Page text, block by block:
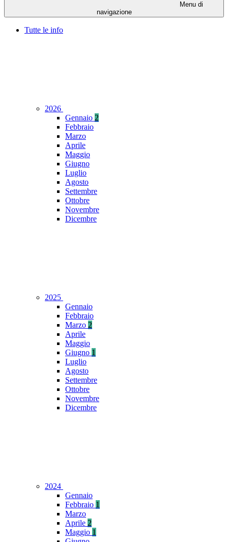
Menu di
navigazione
Tutte le info
2026
Gennaio 2
Febbraio
Marzo
Aprile
Maggio
Giugno
Luglio
Agosto
Settembre
Ottobre
Novembre
Dicembre
2025
Gennaio
Febbraio
Marzo 2
Aprile
Maggio
Giugno 1
Luglio
Agosto
Settembre
Ottobre
Novembre
Dicembre
2024
Gennaio
Febbraio 1
Marzo
Aprile 2
Maggio 1